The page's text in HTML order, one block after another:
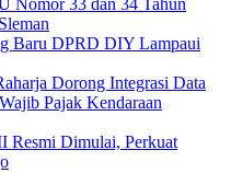
Nomor 33 dan 34 Tahun
Baru DPRD DIY Lampaui
Dorong Integrasi Data
Pajak Kendaraan
Resmi Dimulai, Perkuat